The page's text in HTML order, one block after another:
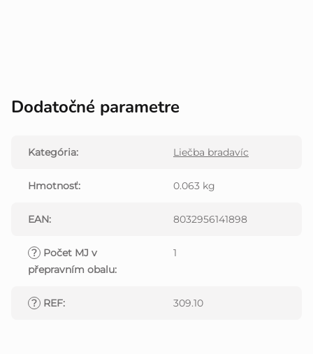
Dodatočné parametre
Kategória: Liečba bradavíc
Hmotnosť: 0.063 kg
EAN: 8032956141898
? Počet MJ v
přepravním obalu:
1
? REF: 309.10